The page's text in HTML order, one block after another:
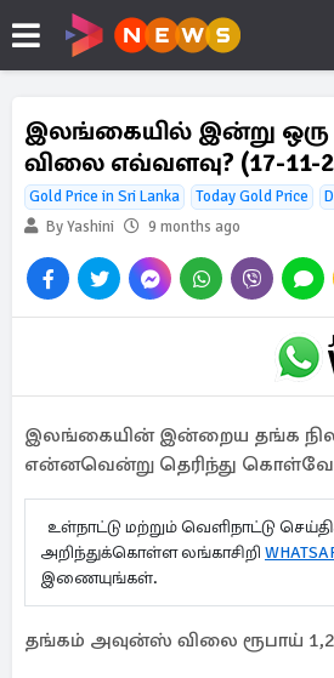
இலங்கையில் இன்று ஒரு
விலை எவ்வளவு? (17-11-
Gold Price in Sri Lanka Today Gold Price
By Yashini
9 months ago
இலங்கையின் இன்றைய தங்க
என்னவென்று தெரிந்து
உள்நாட்டு மற்றும் வெளிநாட்டு
அறிந்துக்கொள்ள லங்காசிறி
இணையுங்கள்.
தங்கம் அவுன்ஸ் விலை ரூபாய்